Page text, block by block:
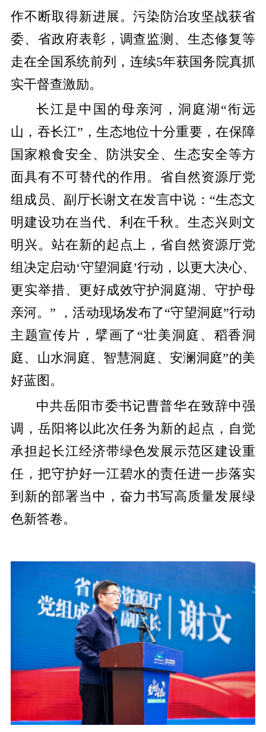
作不断取得新进展。污染防治攻坚战获省
委、省政府表彰，调查监测、生态修复等
走在全国系统前列，连续5年获国务院真抓
实干督查激励。
长江是中国的母亲河，洞庭湖“衔远
山，吞长江”，生态地位十分重要，在保障
国家粮食安全、防洪安全、生态安全等方
面具有不可替代的作用。省自然资源厅党
组成员、副厅长谢文在发言中说：“生态文
明建设功在当代、利在千秋。生态兴则文
明兴。站在新的起点上，省自然资源厅党
组决定启动‘守望洞庭’行动，以更大决心、
更实举措、更好成效守护洞庭湖、守护母
亲河。” ，活动现场发布了“守望洞庭”行动
主题宣传片，擘画了“壮美洞庭、稻香洞
庭、山水洞庭、智慧洞庭、安澜洞庭”的美
好蓝图。
中共岳阳市委书记曹普华在致辞中强
调，岳阳将以此次任务为新的起点，自觉
承担起长江经济带绿色发展示范区建设重
任，把守护好一江碧水的责任进一步落实
到新的部署当中，奋力书写高质量发展绿
色新答卷。